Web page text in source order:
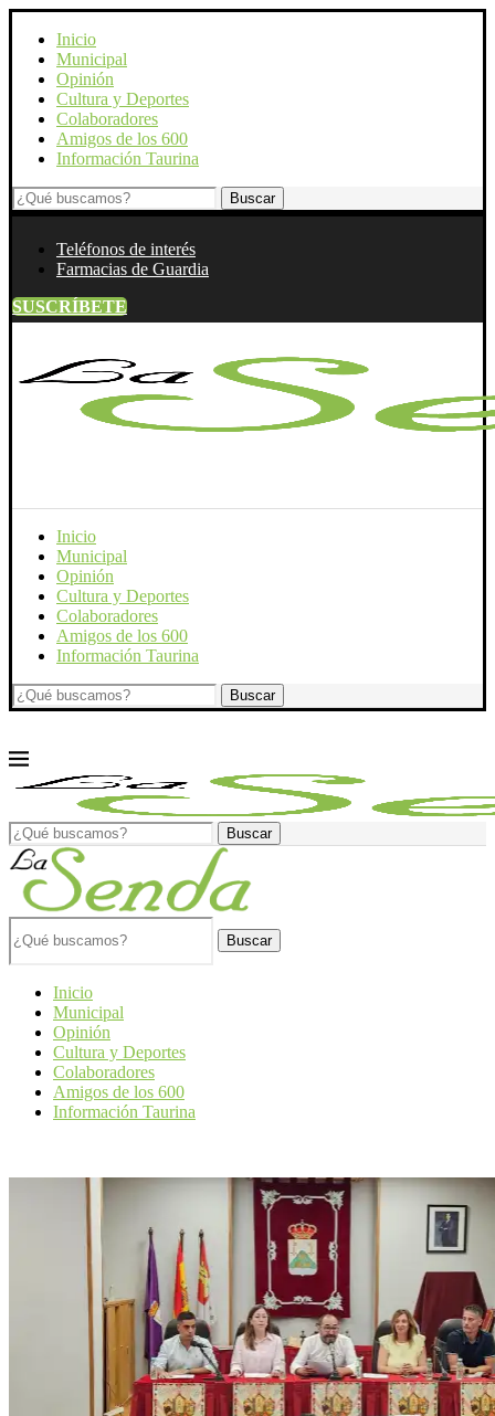
Inicio
Municipal
Opinión
Cultura y Deportes
Colaboradores
Amigos de los 600
Información Taurina
Teléfonos de interés
Farmacias de Guardia
SUSCRÍBETE
Inicio
Municipal
Opinión
Cultura y Deportes
Colaboradores
Amigos de los 600
Información Taurina
Buscar
Inicio
Municipal
Opinión
Cultura y Deportes
Colaboradores
Amigos de los 600
Información Taurina